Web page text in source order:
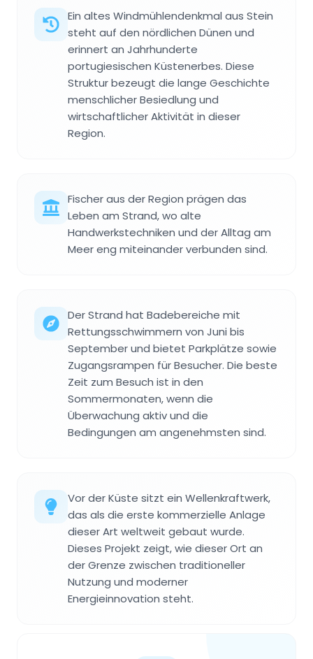
Ein altes Windmühlendenkmal aus Stein
steht auf den nördlichen Dünen und
erinnert an Jahrhunderte
portugiesischen Küstenerbes. Diese
Struktur bezeugt die lange Geschichte
menschlicher Besiedlung und
wirtschaftlicher Aktivität in dieser
Region.
Fischer aus der Region prägen das
Leben am Strand, wo alte
Handwerkstechniken und der Alltag am
Meer eng miteinander verbunden sind.
Der Strand hat Badebereiche mit
Rettungsschwimmern von Juni bis
September und bietet Parkplätze sowie
Zugangsrampen für Besucher. Die beste
Zeit zum Besuch ist in den
Sommermonaten, wenn die
Überwachung aktiv und die
Bedingungen am angenehmsten sind.
Vor der Küste sitzt ein Wellenkraftwerk,
das als die erste kommerzielle Anlage
dieser Art weltweit gebaut wurde.
Dieses Projekt zeigt, wie dieser Ort an
der Grenze zwischen traditioneller
Nutzung und moderner
Energieinnovation steht.